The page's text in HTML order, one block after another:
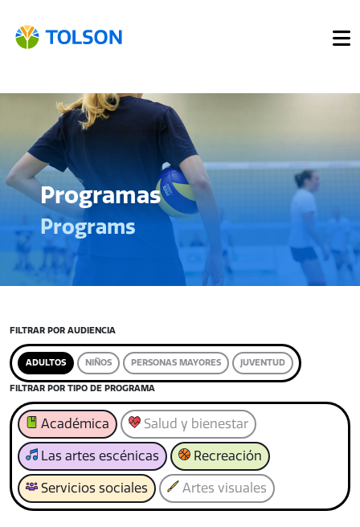
Programas
Programs
FILTRAR POR AUDIENCIA
ADULTOS NIÑOS PERSONAS MAYORES JUVENTUD
FILTRAR POR TIPO DE PROGRAMA
Académica Salud y bienestar
Las artes escénicas Recreación
Servicios sociales Artes visuales